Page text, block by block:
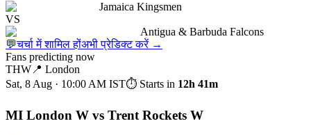
Jamaica Kingsmen
VS
Antigua & Barbuda Falcons
💬चर्चा में शामिल होंअभी प्रेडिक्ट करें →
Fans predicting now
THW📍 London
Sat, 8 Aug · 10:00 AM IST⏱ Starts in 12h 41m
MI London W vs Trent Rockets W